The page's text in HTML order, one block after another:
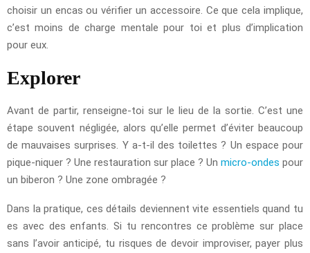
choisir un encas ou vérifier un accessoire. Ce que cela implique,
c’est moins de charge mentale pour toi et plus d’implication
pour eux.
Explorer
Avant de partir, renseigne-toi sur le lieu de la sortie. C’est une
étape souvent négligée, alors qu’elle permet d’éviter beaucoup
de mauvaises surprises. Y a-t-il des toilettes ? Un espace pour
pique-niquer ? Une restauration sur place ? Un micro-ondes pour
un biberon ? Une zone ombragée ?
Dans la pratique, ces détails deviennent vite essentiels quand tu
es avec des enfants. Si tu rencontres ce problème sur place
sans l’avoir anticipé, tu risques de devoir improviser, payer plus